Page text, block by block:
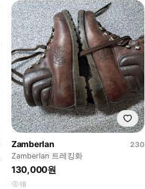
Zamberlan
230
Zamberlan 트레킹화
130,000원
18